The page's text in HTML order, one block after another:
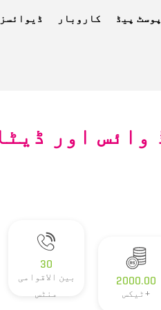
پوسٹ پیڈ کاروبار ڈیوائسز
2000.00
+ٹیکس
30
بین الاقوامی
منٹس